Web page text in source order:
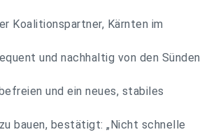
Koalitionspartner, Kärnten im
und nachhaltig von den Sünden
und ein neues, stabiles
bauen, bestätigt: „Nicht schnelle